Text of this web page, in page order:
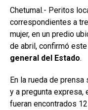
Chetumal.- Peritos
correspondientes a
mujer, en un predio
de abril, confirmó
general del Estado.
En la rueda de
y a pregunta
fueran encontrados